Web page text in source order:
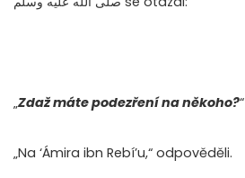
„Zdaž máte podezření na někoho?“
„Na ‘Ámira ibn Rebí’u,“ odpověděli.